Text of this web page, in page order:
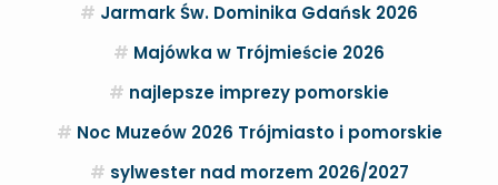
Jarmark Św. Dominika Gdańsk 2026
Majówka w Trójmieście 2026
najlepsze imprezy pomorskie
Noc Muzeów 2026 Trójmiasto i pomorskie
sylwester nad morzem 2026/2027